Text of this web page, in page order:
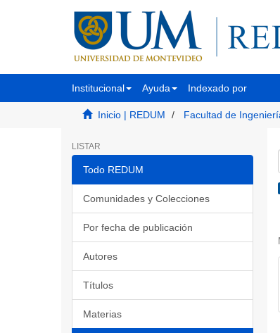
Institucional Ayuda Indexado por
Inicio | REDUM Facultad de
LISTAR
Todo REDUM
Comunidades y Colecciones
Por fecha de publicación
Autores
Títulos
Materias